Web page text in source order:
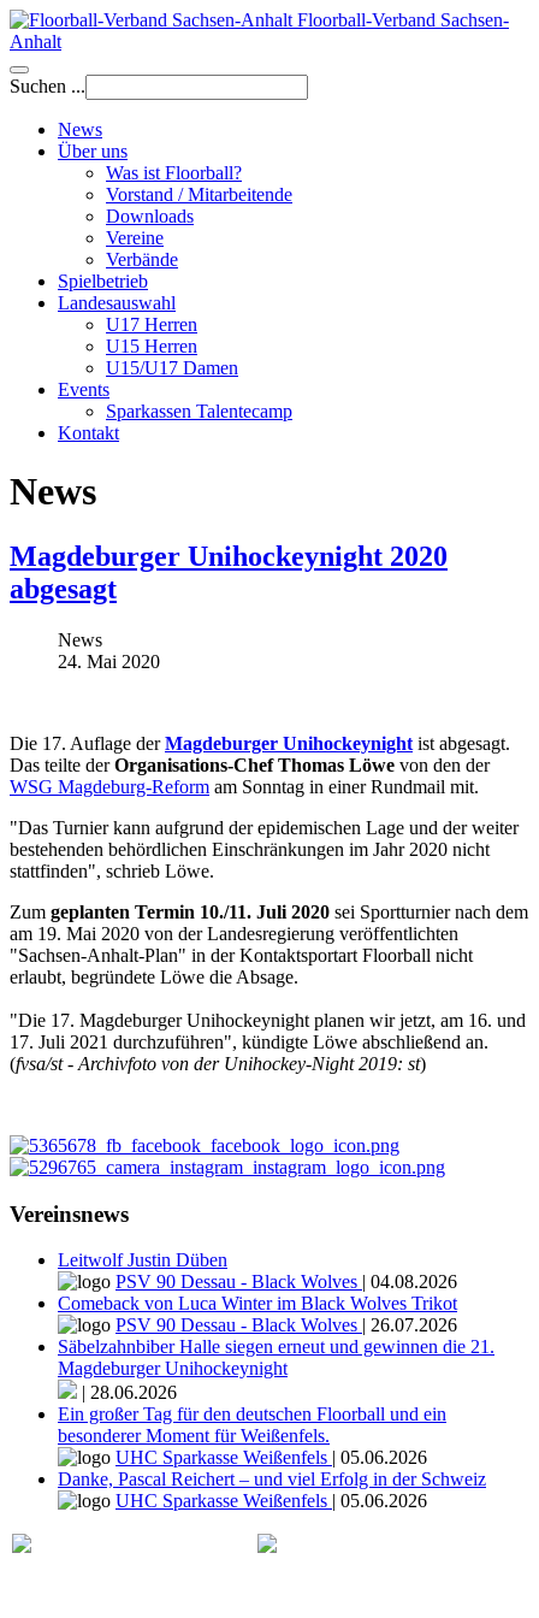
Floorball-Verband Sachsen-
Anhalt
Suchen ...
News
Über uns
Was ist Floorball?
Vorstand / Mitarbeitende
Downloads
Vereine
Verbände
Spielbetrieb
Landesauswahl
U17 Herren
U15 Herren
U15/U17 Damen
Events
Sparkassen Talentecamp
Kontakt
News
Magdeburger Unihockeynight 2020
abgesagt
News
24. Mai 2020
Die 17. Auflage der Magdeburger Unihockeynight ist abgesagt.
Das teilte derOrganisations-Chef Thomas Löwe von den der
WSG Magdeburg-Reform am Sonntag in einer Rundmail mit.
"Das Turnier kann aufgrund der epidemischen Lage und der weiter
bestehenden behördlichen Einschränkungen im Jahr 2020 nicht
stattfinden", schrieb Löwe.
Zum geplanten Termin 10./11. Juli 2020 sei Sportturnier nach dem
am 19. Mai 2020 von der Landesregierung veröffentlichten
"Sachsen-Anhalt-Plan" in der Kontaktsportart Floorball nicht
erlaubt, begründete Löwe die Absage.
"Die 17. Magdeburger Unihockeynight planen wir jetzt, am 16. und
17. Juli 2021 durchzuführen", kündigte Löwe abschließend an.
(fvsa/st - Archivfoto von der Unihockey-Night 2019: st)
Vereinsnews
Leitwolf Justin Düben
PSV 90 Dessau - Black Wolves | 04.08.2026
Comeback von Luca Winter im Black Wolves Trikot
PSV 90 Dessau - Black Wolves | 26.07.2026
Säbelzahnbiber Halle siegen erneut und gewinnen die 21.
Magdeburger Unihockeynight
| 28.06.2026
Ein großer Tag für den deutschen Floorball und ein
besonderer Moment für Weißenfels.
UHC Sparkasse Weißenfels | 05.06.2026
Danke, Pascal Reichert – und viel Erfolg in der Schweiz
UHC Sparkasse Weißenfels | 05.06.2026